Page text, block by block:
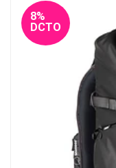
8%
DCTO